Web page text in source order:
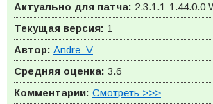
Актуально для патча: 2.3.1.1-1.44.0.0
Текущая версия: 1
Автор: Andre_V
Средняя оценка: 3.6
Комментарии: Смотреть >>>